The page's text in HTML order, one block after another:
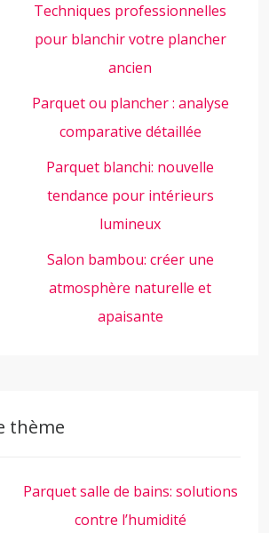
Techniques professionnelles
pour blanchir votre plancher
ancien
Parquet ou plancher : analyse
comparative détaillée
Parquet blanchi: nouvelle
tendance pour intérieurs
lumineux
Salon bambou: créer une
atmosphère naturelle et
apaisante
thème
Parquet salle de bains: solutions
contre l’humidité